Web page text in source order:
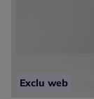
Exclu web